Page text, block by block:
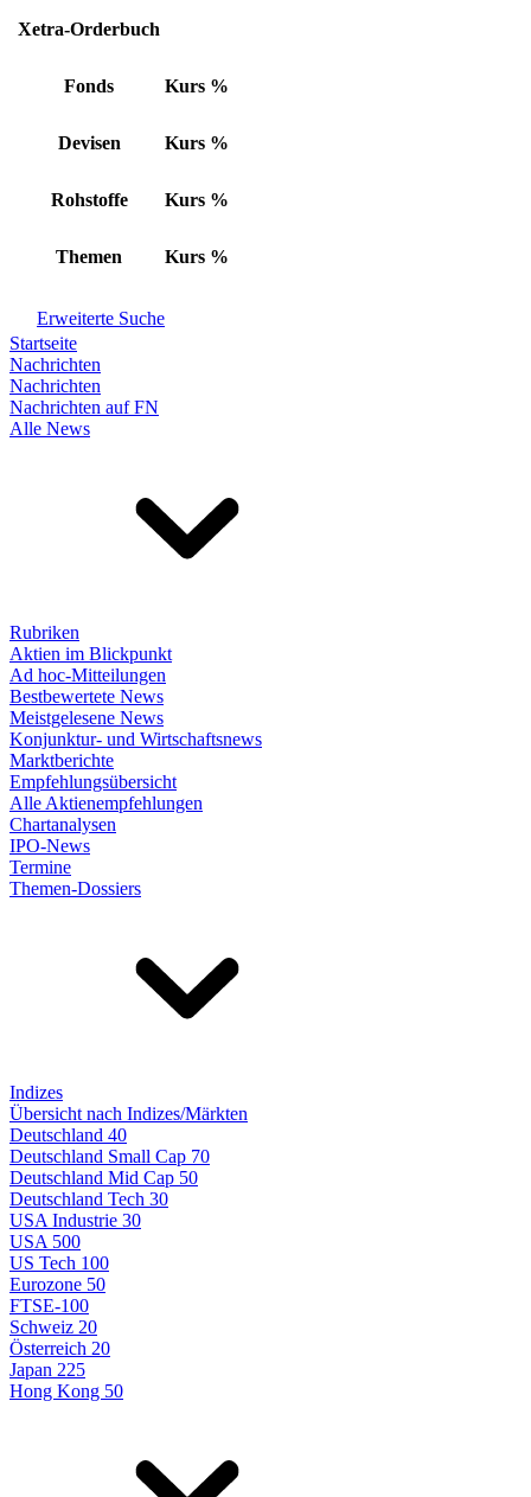
Xetra-Orderbuch
Fonds Kurs %
Devisen Kurs %
Rohstoffe Kurs %
Themen Kurs %
Erweiterte Suche
Startseite
Nachrichten
Nachrichten
Nachrichten auf FN
Alle News
Rubriken
Aktien im Blickpunkt
Ad hoc-Mitteilungen
Bestbewertete News
Meistgelesene News
Konjunktur- und Wirtschaftsnews
Marktberichte
Empfehlungsübersicht
Alle Aktienempfehlungen
Chartanalysen
IPO-News
Termine
Themen-Dossiers
Indizes
Übersicht nach Indizes/Märkten
Deutschland 40
Deutschland Small Cap 70
Deutschland Mid Cap 50
Deutschland Tech 30
USA Industrie 30
USA 500
US Tech 100
Eurozone 50
FTSE-100
Schweiz 20
Österreich 20
Japan 225
Hong Kong 50